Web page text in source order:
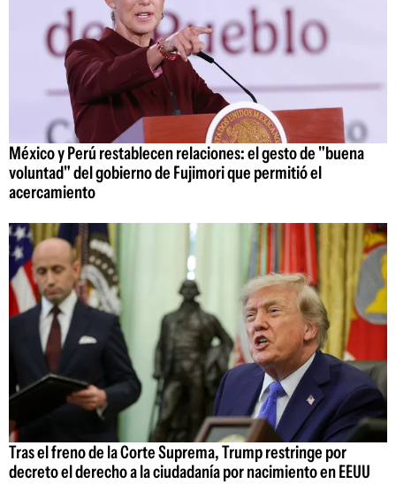
México y Perú restablecen relaciones: el gesto de "buena
voluntad" del gobierno de Fujimori que permitió el
acercamiento
Tras el freno de la Corte Suprema, Trump restringe por
decreto el derecho a la ciudadanía por nacimiento en EEUU